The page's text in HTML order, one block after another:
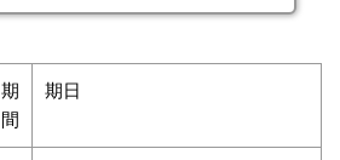
期
間
期日